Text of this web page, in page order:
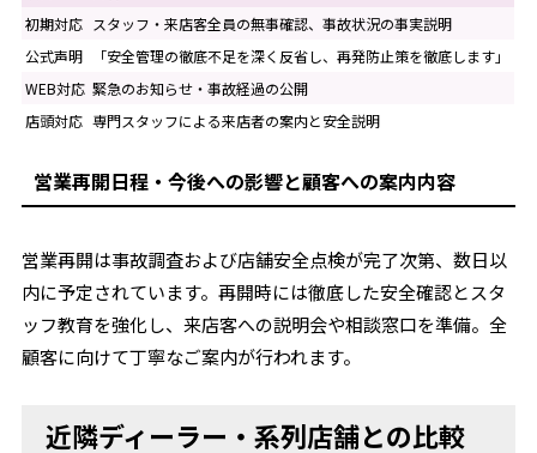
初期対応 スタッフ・来店客全員の無事確認、事故状況の事実説明
公式声明
「安全管理の徹底不足を深く反省し、再発防止策を徹底します」
WEB対応 緊急のお知らせ・事故経過の公開
店頭対応 専門スタッフによる来店者の案内と安全説明
営業再開日程・今後への影響と顧客への案内内容
営業再開は事故調査および店舗安全点検が完了次第、数日以
内に予定されています。再開時には徹底した安全確認とスタ
ッフ教育を強化し、来店客への説明会や相談窓口を準備。全
顧客に向けて丁寧なご案内が行われます。
近隣ディーラー・系列店舗との比較